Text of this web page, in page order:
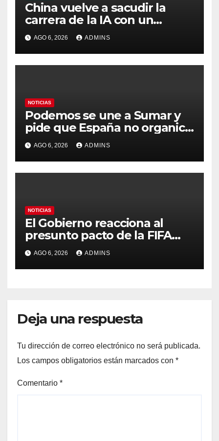
China vuelve a sacudir la
carrera de la IA con un
modelo capaz de trabajar
durante días sin intervención
humana
AGO 6, 2026 ADMINS
NOTICIAS
Podemos se une a Sumar y
pide que España no organice
el Mundial 2030 con
Marruecos por «atentar
contra la soberanía nacional»
AGO 6, 2026 ADMINS
NOTICIAS
El Gobierno reacciona al
presunto pacto de la FIFA
con Marruecos para acoger
la final del Mundial 2030:
«Tiene que ser en España»
AGO 6, 2026 ADMINS
Deja una respuesta
Tu dirección de correo electrónico no será publicada.
Los campos obligatorios están marcados con *
Comentario *